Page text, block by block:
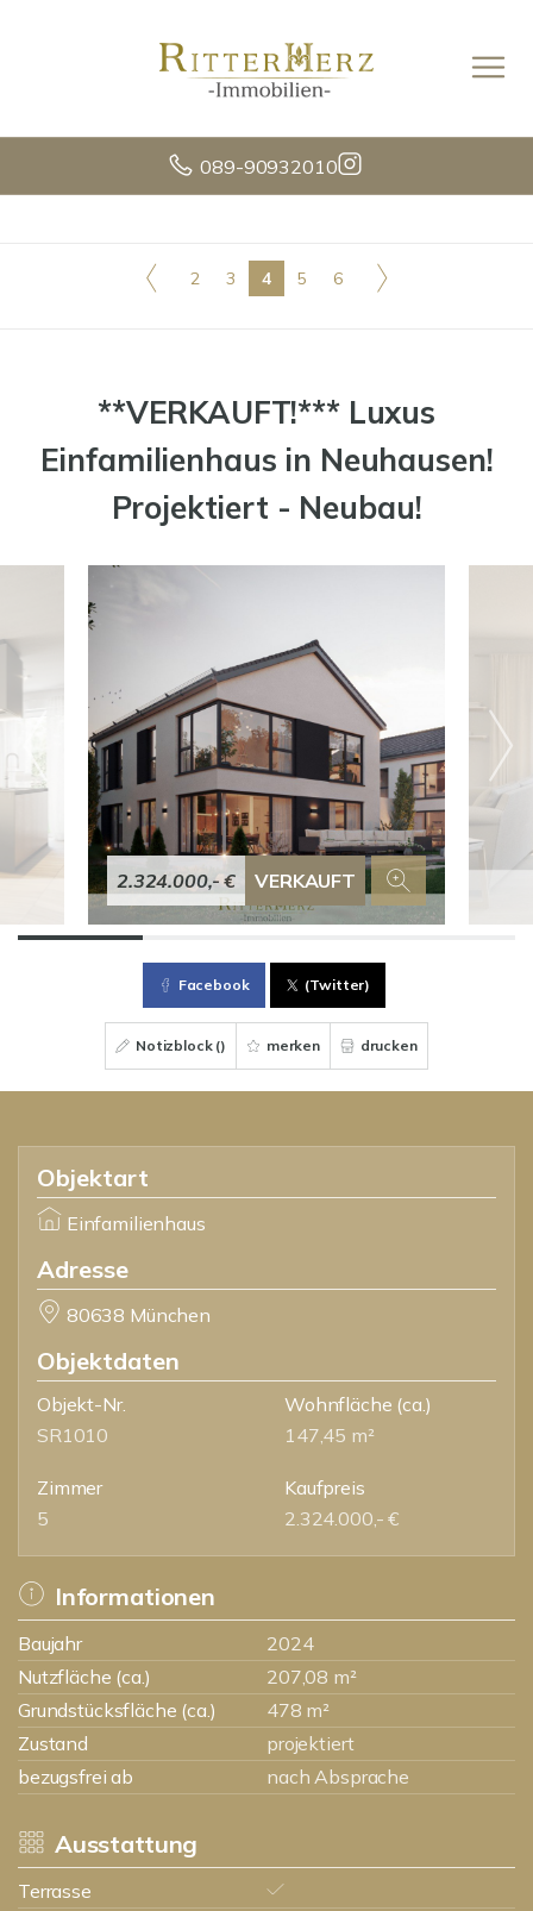
089-90932010
2 3 4 5 6
**VERKAUFT!*** Luxus
Einfamilienhaus in Neuhausen!
Projektiert - Neubau!
2.324.000,- € VERKAUFT
Facebook (Twitter)
Notizblock () merken drucken
Objektart
Einfamilienhaus
Adresse
80638 München
Objektdaten
Objekt-Nr.
SR1010
Wohnfläche (ca.)
147,45 m²
Zimmer
5
Kaufpreis
2.324.000,- €
Informationen
Baujahr
2024
Nutzfläche (ca.)
207,08 m²
Grundstücksfläche (ca.)
478 m²
Zustand
projektiert
bezugsfrei ab
nach Absprache
Ausstattung
Terrasse